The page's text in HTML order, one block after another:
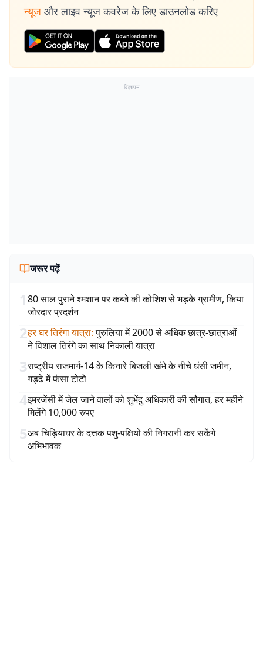
न्यूज और लाइव न्यूज कवरेज के लिए डाउनलोड करिए
विज्ञापन
जरूर पढ़ें
180 साल पुराने श्मशान पर कब्जे की कोशिश से भड़के ग्रामीण, किया
जोरदार प्रदर्शन
2हर घर तिरंगा यात्रा: पुरुलिया में 2000 से अधिक छात्र-छात्राओं
ने विशाल तिरंगे का साथ निकाली यात्रा
3राष्ट्रीय राजमार्ग-14 के किनारे बिजली खंभे के नीचे धंसी जमीन,
गड्ढे में फंसा टोटो
4इमरजेंसी में जेल जाने वालों को शुभेंदु अधिकारी की सौगात, हर महीने
मिलेंगे 10,000 रुपए
5अब चिड़ियाघर के दत्तक पशु-पक्षियों की निगरानी कर सकेंगे
अभिभावक